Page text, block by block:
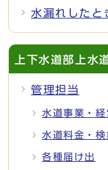
水漏れしたと
上下水道部上水
管理担当
水道事業・経
水道料金・検
各種届け出